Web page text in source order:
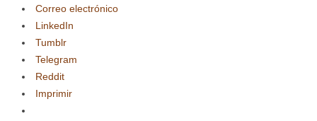
Correo electrónico
LinkedIn
Tumblr
Telegram
Reddit
Imprimir